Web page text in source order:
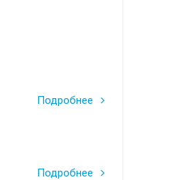
Подробнее
Подробнее